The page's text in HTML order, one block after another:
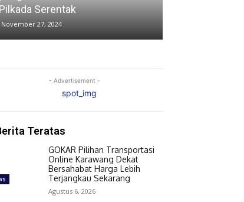
beredar di medsos
November 26, 2024
- Advertisement -
Teratas
GOKAR Pilihan Transportasi
Online Karawang Dekat
Bersahabat Harga Lebih
Terjangkau Sekarang
Agustus 6, 2026